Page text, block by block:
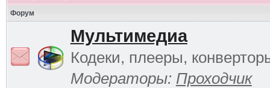
Форум
Мультимедиа
Кодеки, плееры,
Модераторы: Проходчик